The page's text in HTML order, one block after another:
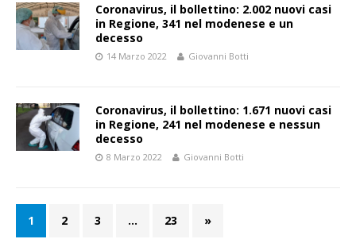
Coronavirus, il bollettino: 2.002 nuovi casi
in Regione, 341 nel modenese e un
decesso
14 Marzo 2022 Giovanni Botti
Coronavirus, il bollettino: 1.671 nuovi casi
in Regione, 241 nel modenese e nessun
decesso
8 Marzo 2022 Giovanni Botti
1 2 3 … 23 »